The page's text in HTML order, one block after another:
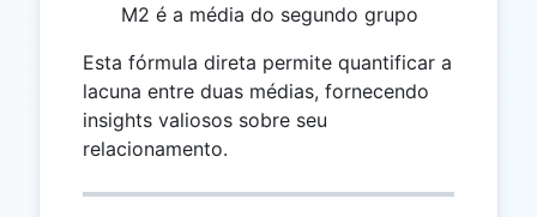
M2 é a média do segundo grupo
Esta fórmula direta permite quantificar a
lacuna entre duas médias, fornecendo
insights valiosos sobre seu
relacionamento.